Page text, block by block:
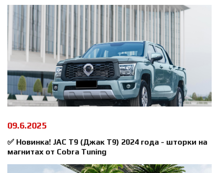
09.6.2025
✅ Новинка! JAC T9 (Джак Т9) 2024 года - шторки на
магнитах от Cobra Tuning